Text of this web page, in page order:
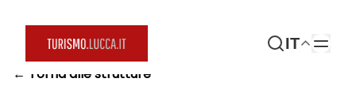
IT
← Torna alle strutture